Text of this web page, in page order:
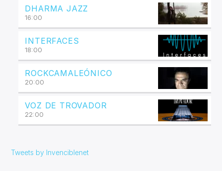
DHARMA JAZZ
16:00
INTERFACES
18:00
ROCKCAMALEÓNICO
20:00
VOZ DE TROVADOR
22:00
Tweets by Invenciblenet